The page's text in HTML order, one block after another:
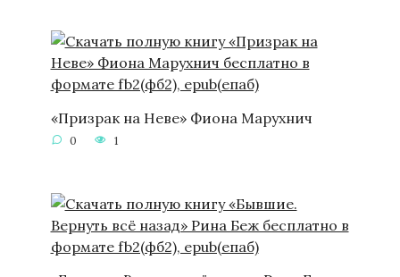
«Призрак на Неве» Фиона Марухнич
0 1